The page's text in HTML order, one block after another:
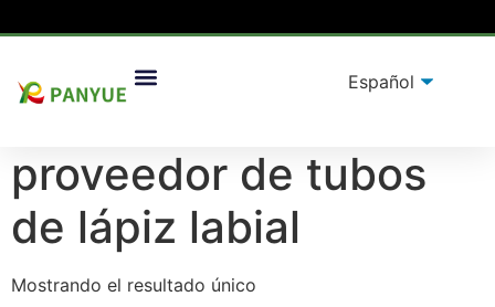
Hogar/producto / Productos etiquetados “proveedor
proveedor de tubos
de lápiz labial
Mostrando el resultado único